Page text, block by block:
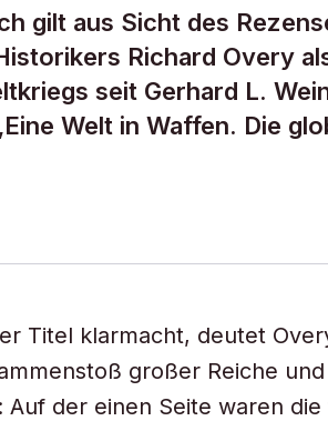
gilt aus Sicht des
Richard Overy
seit Gerhard L.
Welt in Waffen. Die
Titel klarmacht, deutet
großer Reiche
Auf der einen Seite waren